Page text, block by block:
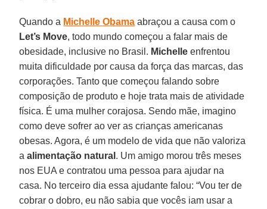
Quando a Michelle Obama abraçou a causa com o
Let’s Move, todo mundo começou a falar mais de
obesidade, inclusive no Brasil. Michelle enfrentou
muita dificuldade por causa da força das marcas, das
corporações. Tanto que começou falando sobre
composição de produto e hoje trata mais de atividade
física. É uma mulher corajosa. Sendo mãe, imagino
como deve sofrer ao ver as crianças americanas
obesas. Agora, é um modelo de vida que não valoriza
aalimentação natural . Um amigo morou três meses
nos EUA e contratou uma pessoa para ajudar na
casa. No terceiro dia essa ajudante falou: “Vou ter de
cobrar o dobro, eu não sabia que vocês iam usar a